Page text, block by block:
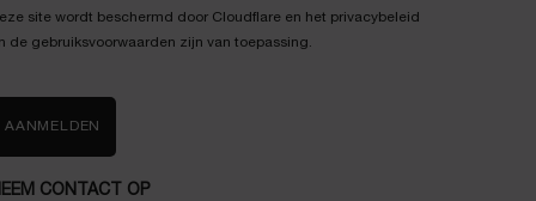
site wordt beschermd door Cloudflare en het privacybeleid
de gebruiksvoorwaarden zijn van toepassing.
AANMELDEN
CONTACT OP